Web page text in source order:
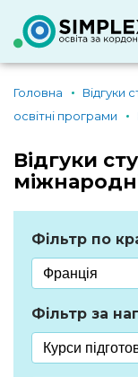
Головна
Відгуки
освітні програми
Відгуки
Фільтр по
Фільтр за